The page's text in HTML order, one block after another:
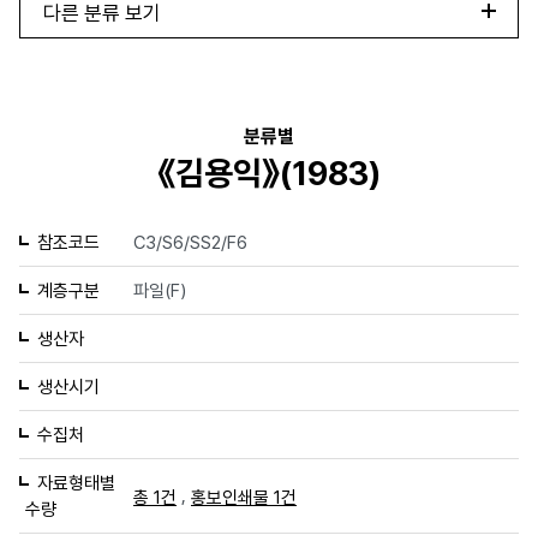
다른 분류 보기
분류별
《김용익》(1983)
참조코드 C3/S6/SS2/F6
계층구분 파일(F)
생산자
생산시기
수집처
자료형태별
수량
총 1건 , 홍보인쇄물 1건